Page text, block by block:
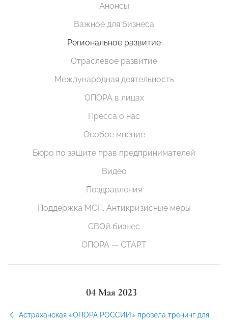
Анонсы
Важное для бизнеса
Региональное развитие
Отраслевое развитие
Международная деятельность
ОПОРА в лицах
Пресса о нас
Особое мнение
Бюро по защите прав предпринимателей
Видео
Поздравления
Поддержка МСП. Антикризисные меры
СВОй бизнес
ОПОРА — СТАРТ
04 Мая 2023
Астраханская «ОПОРА РОССИИ» провела тренинг для